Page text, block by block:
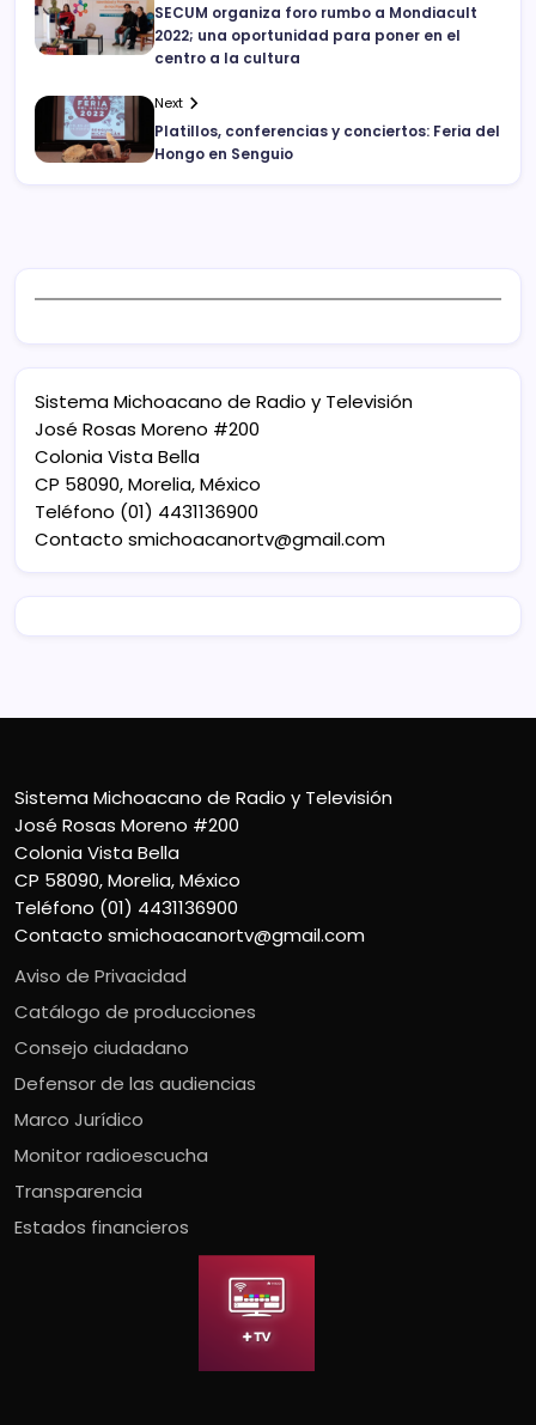
SECUM organiza foro rumbo a Mondiacult
2022; una oportunidad para poner en el
centro a la cultura
Next
Platillos, conferencias y conciertos: Feria del
Hongo en Senguio
Sistema Michoacano de Radio y Televisión
José Rosas Moreno #200
Colonia Vista Bella
CP 58090, Morelia, México
Teléfono (01) 4431136900
Contacto smichoacanortv@gmail.com
Sistema Michoacano de Radio y Televisión
José Rosas Moreno #200
Colonia Vista Bella
CP 58090, Morelia, México
Teléfono (01) 4431136900
Contacto smichoacanortv@gmail.com
Aviso de Privacidad
Catálogo de producciones
Consejo ciudadano
Defensor de las audiencias
Marco Jurídico
Monitor radioescucha
Transparencia
Estados financieros